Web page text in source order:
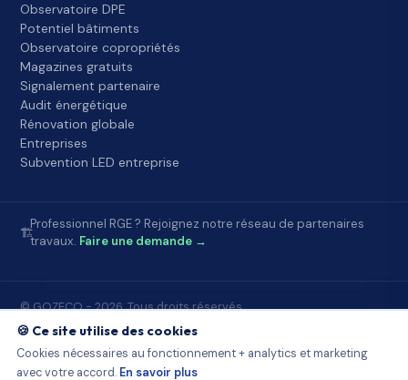
Observatoire DPE
Potentiel bâtiments
Observatoire copropriétés
Magazines gratuits
Signalement partenaire
Audit énergétique
Rénovation globale
Entreprises
Subvention LED entreprise
🏗️
Professionnel RGE ? Rejoignez notre réseau de partenaires
travaux. Faire une demande →
© GOZECO - 2026. Tous droits réservés.
Accueil FAQ À propos ContactMentions légales
Conditions d'utilisation Confidentialité
Sources publiquesDémarchage et loiObservatoire DPE
Potentiel bâtimentsObservatoire copropriétés
🍪 Ce site utilise des cookies
Cookies nécessaires au fonctionnement + analytics et marketing
avec votre accord. En savoir plus